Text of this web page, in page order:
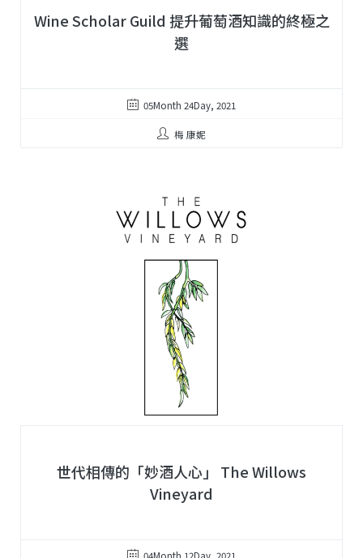
Wine Scholar Guild 提升葡萄酒知識的終極之
選
05Month 24Day, 2021
梅 康妮
世代相傳的「妙酒人心」 The Willows
Vineyard